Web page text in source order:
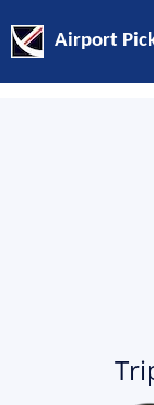
Airport